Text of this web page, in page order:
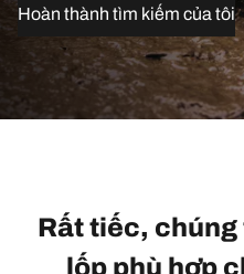
Hoàn thành tìm kiếm của tôi
Rất tiếc,
lốp phù hợp